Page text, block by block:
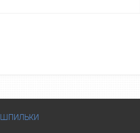
ШПИЛЬКИ